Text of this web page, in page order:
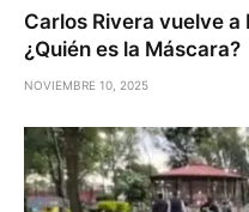
Carlos Rivera vuelve
¿Quién es la Máscara?
NOVIEMBRE 10, 2025